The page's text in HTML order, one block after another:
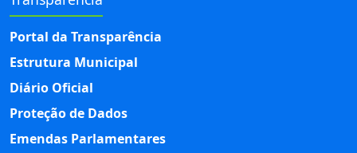
Portal da Transparência
Estrutura Municipal
Diário Oficial
Proteção de Dados
Emendas Parlamentares